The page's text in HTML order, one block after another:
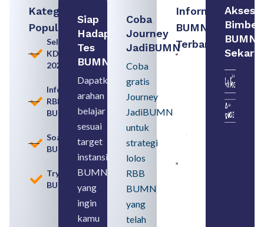
Kategori
Populer
Seleksi
KDKMP
2026
Informasi
RBB
BUMN
Soal
BUMN
Tryout
BUMN
Siap
Hadapi
Tes
BUMN
Dapatkan
arahan
belajar
sesuai
target
instansi
BUMN
yang
ingin
kamu
Coba
Journey
JadiBUMN
Coba
gratis
Journey
JadiBUMN
untuk
strategi
lolos
RBB
BUMN
yang
telah
Informasi
BUMN
Terbaru:
Persiapan
Seleksi
Rekrutmen
Memahami
August 8,
2026
Akses
Bimbel
BUMN